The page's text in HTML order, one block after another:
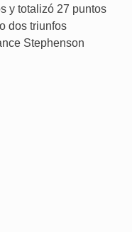
y totalizó 27 puntos
dos triunfos
Stephenson